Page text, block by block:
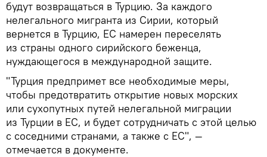
будут возвращаться в Турцию. За каждого
нелегального мигранта из Сирии, который
вернется в Турцию, ЕС намерен переселять
из страны одного сирийского беженца,
нуждающегося в международной защите.
"Турция предпримет все необходимые меры,
чтобы предотвратить открытие новых морских
или сухопутных путей нелегальной миграции
из Турции в ЕС, и будет сотрудничать с этой целью
с соседними странами, а также с ЕС", —
отмечается в документе.